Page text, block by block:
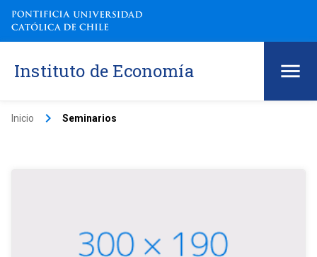
Instituto de Economía
Inicio keyboard_arrow_right Seminarios